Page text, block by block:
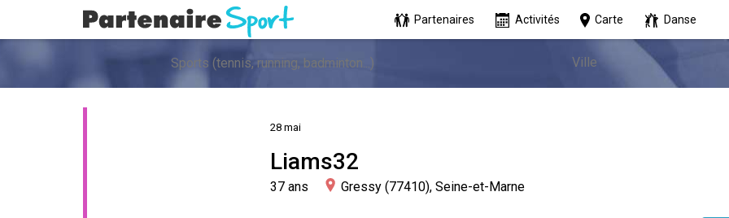
Partenaires Activités Carte Danse
28 mai
Liams32
37 ans Gressy (77410), Seine-et-Marne